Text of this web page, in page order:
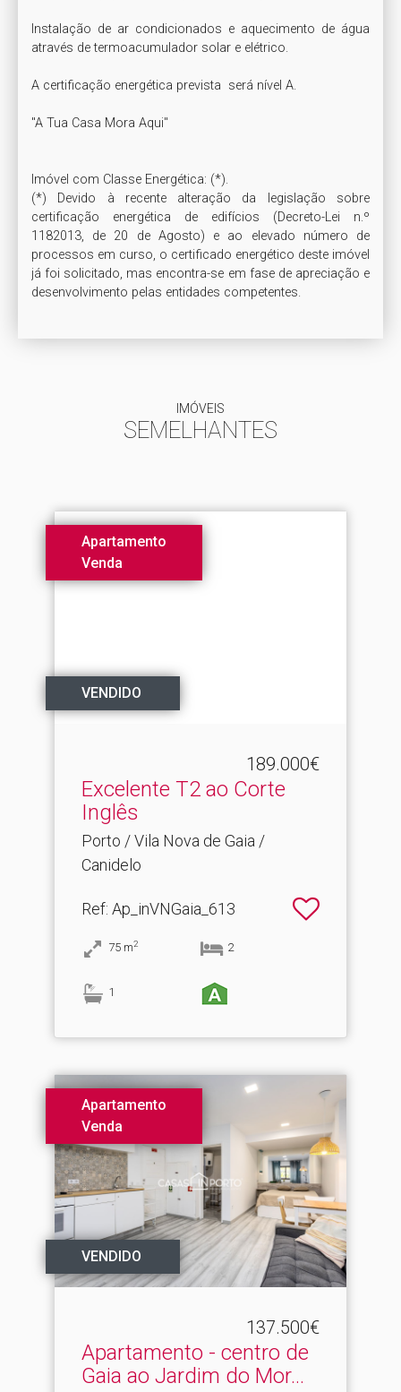
Instalação de ar condicionados e aquecimento de água
através de termoacumulador solar e elétrico.
A certificação energética prevista  será nível A.
"A Tua Casa Mora Aqui"
Imóvel com Classe Energética: (*).
(*) Devido à recente alteração da legislação sobre
certificação energética de edifícios (Decreto-Lei n.º
1182013, de 20 de Agosto) e ao elevado número de
processos em curso, o certificado energético deste imóvel
já foi solicitado, mas encontra-se em fase de apreciação e
IMÓVEIS
SEMELHANTES
Apartamento
Venda
VENDIDO
189.000€
Excelente T2 ao Corte
Inglês
Porto / Vila Nova de Gaia /
Canidelo
Ref: Ap_inVNGaia_613
75 m2 2
1
Apartamento
Venda
VENDIDO
137.500€
Apartamento - centro de
Gaia ao Jardim do Mor.​..